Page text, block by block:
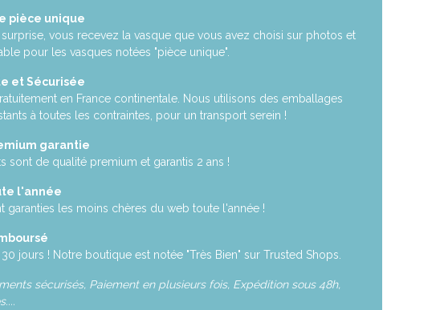
pièce unique
surprise, vous recevez la vasque que vous avez choisi sur photos et
pour les vasques notées "pièce unique".
et Sécurisée
en France continentale. Nous utilisons des emballages
à toutes les contraintes, pour un transport serein !
garantie
sont de qualité premium et garantis 2 ans !
l'année
garanties les moins chères du web toute l'année !
jours ! Notre boutique est notée "Très Bien" sur Trusted Shops.
sécurisés, Paiement en plusieurs fois, Expédition sous 48h,